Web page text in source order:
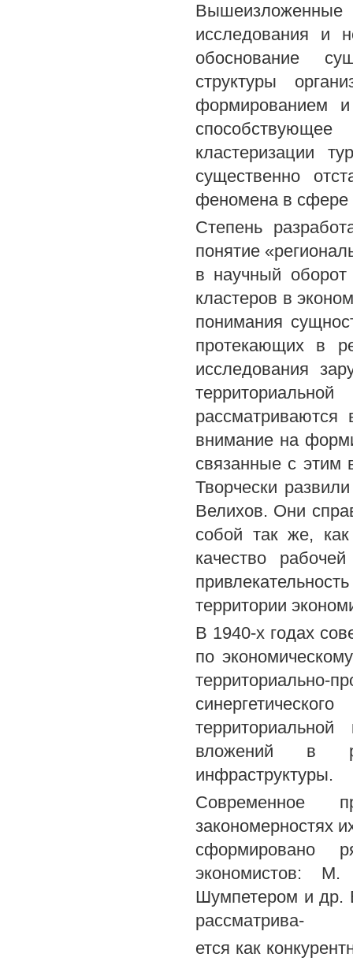
Вышеизложенные
исследования и
обоснование
структуры
формированием и
кластеризации
существенно
феномена в сфере
Степень
понятие
в научный
кластеров в
понимания
протекающих в
исследования
внимание на
связанные с этим
Творчески
Велихов. Они
собой так же,
качество
территории
В 1940-х годах
по
территориально-
вложений в
инфраструктуры.
Современное
закономерностях
сформировано
экономистов:
Шумпетером и др.
рассматрива-
ется как